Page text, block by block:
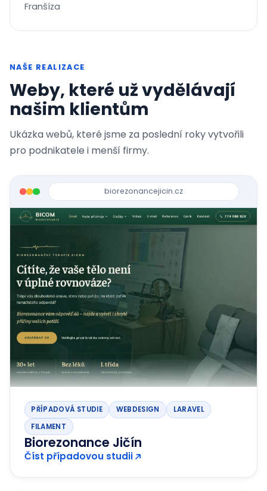
Franšíza
NAŠE REALIZACE
Weby, které už vydělávají
našim klientům
Ukázka webů, které jsme za poslední roky vytvořili
pro podnikatele i menší firmy.
biorezonancejicin.cz
PŘÍPADOVÁ STUDIE WEBDESIGN
LARAVEL
FILAMENT
Biorezonance Jičín
Číst případovou studii